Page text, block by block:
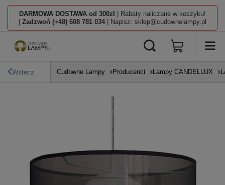
DARMOWA DOSTAWA od 300zł | Rabaty naliczane w koszyku!
Zadzwoń (+48) 608 781 034 | Napisz: sklep@cudownelampy.pl
Wstecz Cudowne Lampy Producenci Lampy CANDELLUX